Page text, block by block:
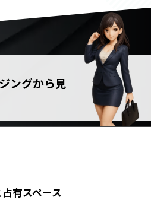
ングから見
有スペース